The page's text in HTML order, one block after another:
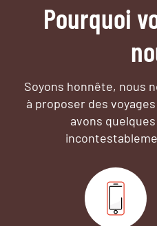
Pourquoi
Soyons honnête, nous
à proposer des
avons